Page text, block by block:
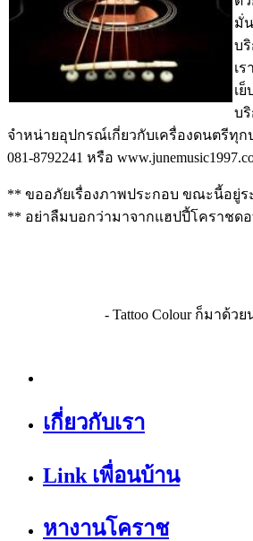
มั่
บ
เ
เ
บ
จำหน่ายอุปกรณ์เกี่ยวกับเครื่องดนตรีทุก
081-8792241 หรือ
** ขออภัยเรื่องภาพประกอบ ขณะนี้อยู่ร
** อย่าลืมบอกว่ามาจากแฮปปี้โคราชด
- Tattoo Colour ก็มาด้ว
เกี่ยวกับเรา
Link เพื่อนบ้าน
หางานโคราช